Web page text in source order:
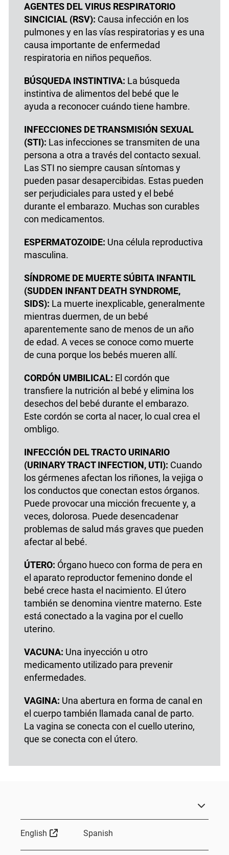
AGENTES DEL VIRUS RESPIRATORIO
SINCICIAL (RSV): Causa infección en los
pulmones y en las vías respiratorias y es una
causa importante de enfermedad
respiratoria en niños pequeños.
BÚSQUEDA INSTINTIVA: La búsqueda
instintiva de alimentos del bebé que le
ayuda a reconocer cuándo tiene hambre.
INFECCIONES DE TRANSMISIÓN SEXUAL
(STI): Las infecciones se transmiten de una
persona a otra a través del contacto sexual.
Las STI no siempre causan síntomas y
pueden pasar desapercibidas. Estas pueden
ser perjudiciales para usted y el bebé
durante el embarazo. Muchas son curables
con medicamentos.
ESPERMATOZOIDE: Una célula reproductiva
masculina.
SÍNDROME DE MUERTE SÚBITA INFANTIL
(SUDDEN INFANT DEATH SYNDROME,
SIDS): La muerte inexplicable, generalmente
mientras duermen, de un bebé
aparentemente sano de menos de un año
de edad. A veces se conoce como muerte
de cuna porque los bebés mueren allí.
CORDÓN UMBILICAL: El cordón que
transfiere la nutrición al bebé y elimina los
desechos del bebé durante el embarazo.
Este cordón se corta al nacer, lo cual crea el
ombligo.
INFECCIÓN DEL TRACTO URINARIO
(URINARY TRACT INFECTION, UTI): Cuando
los gérmenes afectan los riñones, la vejiga o
los conductos que conectan estos órganos.
Puede provocar una micción frecuente y, a
veces, dolorosa. Puede desencadenar
problemas de salud más graves que pueden
afectar al bebé.
ÚTERO: Órgano hueco con forma de pera en
el aparato reproductor femenino donde el
bebé crece hasta el nacimiento. El útero
también se denomina vientre materno. Este
está conectado a la vagina por el cuello
uterino.
VACUNA: Una inyección u otro
medicamento utilizado para prevenir
enfermedades.
VAGINA: Una abertura en forma de canal en
el cuerpo también llamada canal de parto.
La vagina se conecta con el cuello uterino,
que se conecta con el útero.
English External Link
Spanish